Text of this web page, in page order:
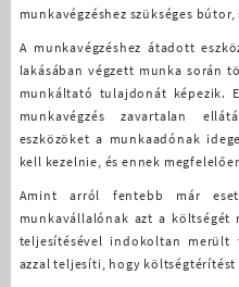
munkavégzéshez szükséges
A munkavégzéshez átadott
lakásában végzett munka során
munkáltató tulajdonát képezik.
munkavégzés zavartalan
eszközöket a munkaadónak
kell kezelnie, és ennek
Amint arról fentebb már
munkavállalónak azt a költségét
teljesítésével indokoltan merült
azzal teljesíti, hogy